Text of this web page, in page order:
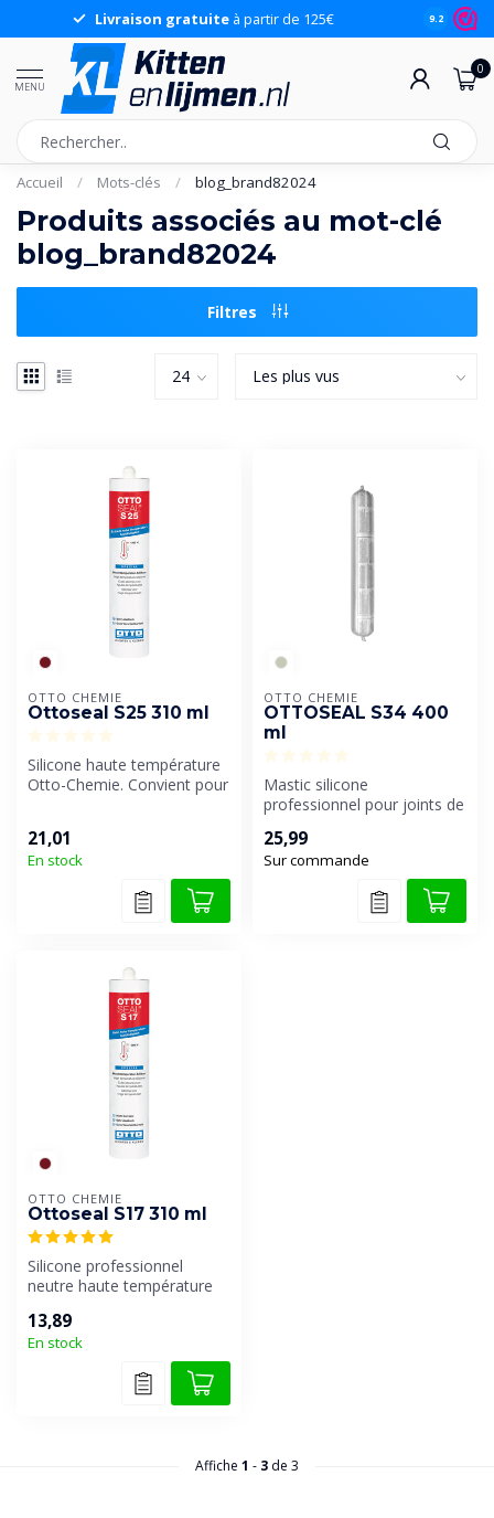
Livraison gratuite à partir de 125€ 9.2
MENU
0
Accueil / Mots-clés / blog_brand82024
Produits associés au mot-clé
blog_brand82024
Filtres
OTTO CHEMIE
Ottoseal S25 310 ml
Silicone haute température
Otto-Chemie. Convient pour
21,01
En stock
OTTO CHEMIE
OTTOSEAL S34 400
ml
Mastic silicone
professionnel pour joints de
joints ...
25,99
Sur commande
OTTO CHEMIE
Ottoseal S17 310 ml
Silicone professionnel
neutre haute température
une ut...
13,89
En stock
Affiche 1 - 3 de 3